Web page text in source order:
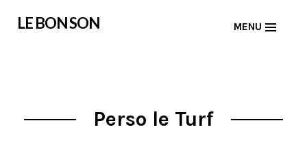
LE BON SON MENU
Perso le Turf